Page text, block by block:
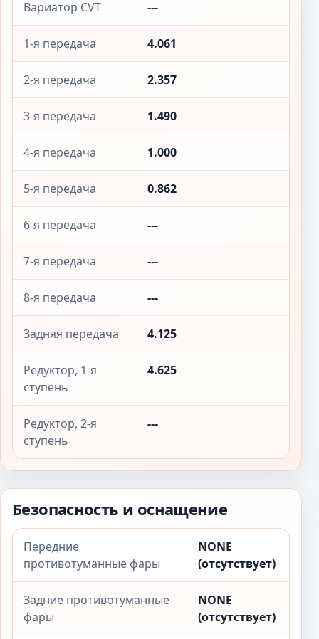
Вариатор CVT ---
1-я передача 4.061
2-я передача 2.357
3-я передача 1.490
4-я передача 1.000
5-я передача 0.862
6-я передача ---
7-я передача ---
8-я передача ---
Задняя передача 4.125
Редуктор, 1-я
ступень
4.625
Редуктор, 2-я
ступень
---
Безопасность и оснащение
Передние
противотуманные фары
NONE
(отсутствует)
Задние противотуманные
фары
NONE
(отсутствует)